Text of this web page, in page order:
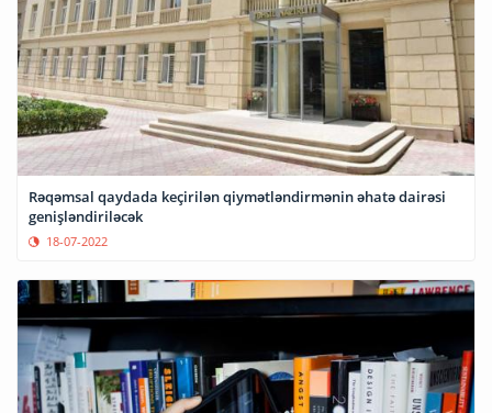
Rəqəmsal qaydada keçirilən qiymətləndirmənin əhatə dairəsi
genişləndiriləcək
18-07-2022